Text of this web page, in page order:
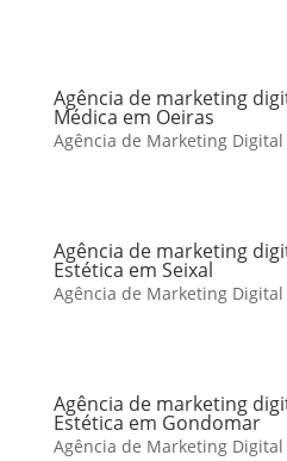
Agência de marketing
Médica em Oeiras
Agência de Marketing
Agência de marketing
Estética em Seixal
Agência de Marketing
Agência de marketing
Estética em Gondomar
Agência de Marketing